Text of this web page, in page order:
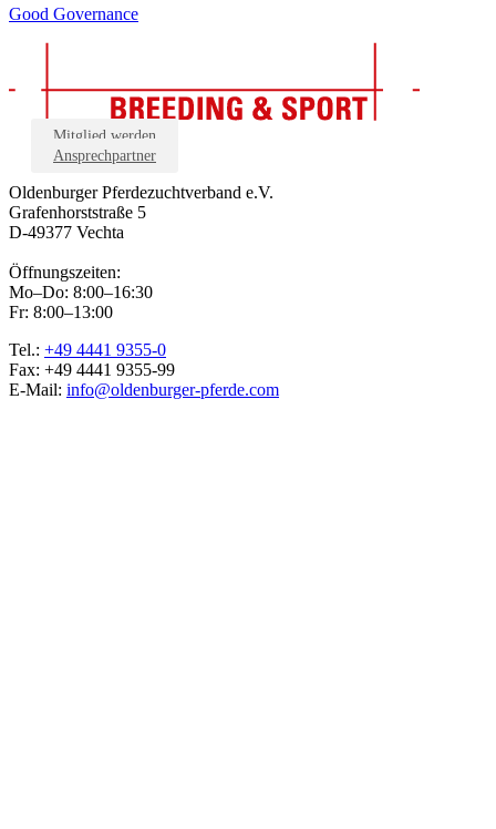
Good Governance
Mitglied werden
Ansprechpartner
Oldenburger Pferdezuchtverband e.V.
Grafenhorststraße 5
D-49377 Vechta
Öffnungszeiten:
Mo–Do: 8:00–16:30
Fr: 8:00–13:00
Tel.: +49 4441 9355-0
Fax: +49 4441 9355-99
E-Mail: info@oldenburger-pferde.com